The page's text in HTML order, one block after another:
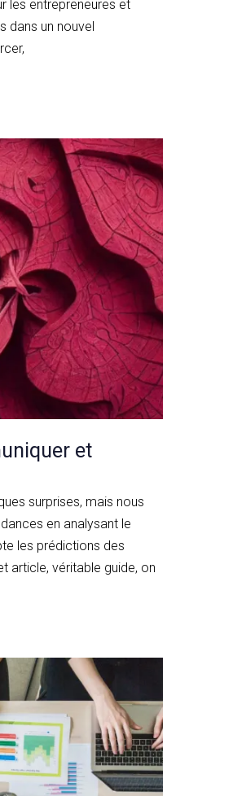
les entrepreneures et
dans un nouvel
et
surprises, mais nous
en analysant le
les prédictions des
article, véritable guide, on